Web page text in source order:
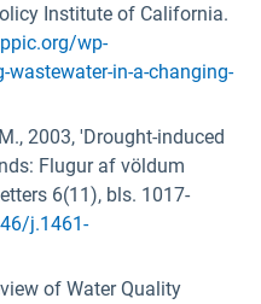
Institute of California.
wp-
in-a-changing-
2003, 'Drought-induced
Flugur af völdum
6(11), bls. 1017-
j.1461-
of Water Quality